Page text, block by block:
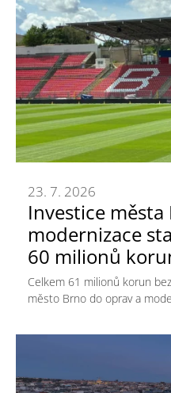
Investice
modernizace
60 milionů
23. 7. 2026
Celkem 61 milionů korun
město Brno do oprav a